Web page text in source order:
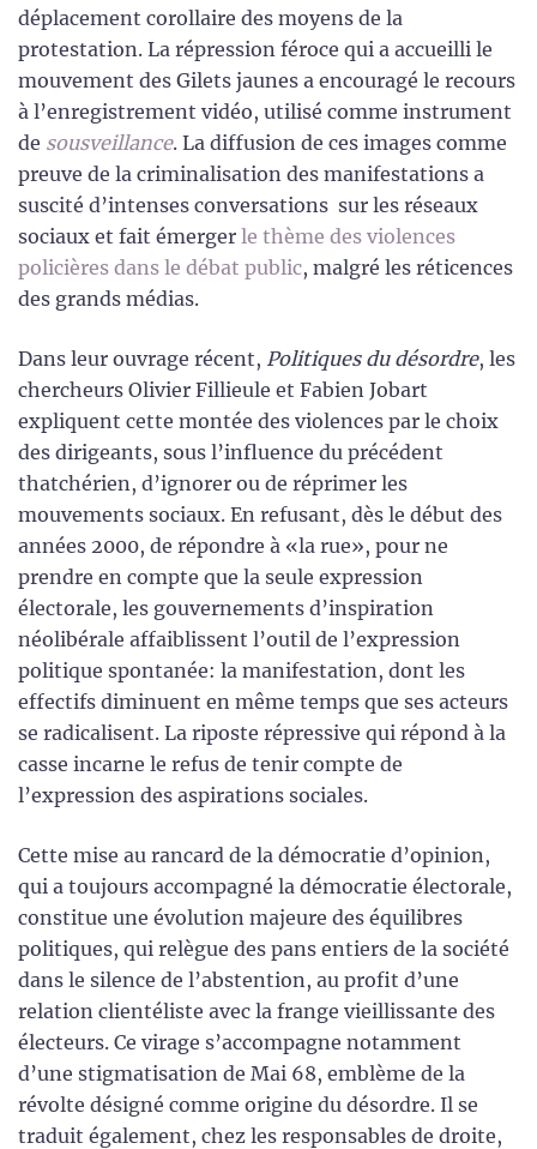
déplacement corollaire des moyens de la
protestation. La répression féroce qui a accueilli le
mouvement des Gilets jaunes a encouragé le recours
à l’enregistrement vidéo, utilisé comme instrument
de sousveillance. La diffusion de ces images comme
preuve de la criminalisation des manifestations a
suscité d’intenses conversations sur les réseaux
sociaux et fait émerger le thème des violences
policières dans le débat public, malgré les réticences
des grands médias.
Dans leur ouvrage récent, Politiques du désordre, les
chercheurs Olivier Fillieule et Fabien Jobart
expliquent cette montée des violences par le choix
des dirigeants, sous l’influence du précédent
thatchérien, d’ignorer ou de réprimer les
mouvements sociaux. En refusant, dès le début des
années 2000, de répondre à «la rue», pour ne
prendre en compte que la seule expression
électorale, les gouvernements d’inspiration
néolibérale affaiblissent l’outil de l’expression
politique spontanée: la manifestation, dont les
effectifs diminuent en même temps que ses acteurs
se radicalisent. La riposte répressive qui répond à la
casse incarne le refus de tenir compte de
l’expression des aspirations sociales.
Cette mise au rancard de la démocratie d’opinion,
qui a toujours accompagné la démocratie électorale,
constitue une évolution majeure des équilibres
politiques, qui relègue des pans entiers de la société
dans le silence de l’abstention, au profit d’une
relation clientéliste avec la frange vieillissante des
électeurs. Ce virage s’accompagne notamment
d’une stigmatisation de Mai 68, emblème de la
révolte désigné comme origine du désordre. Il se
traduit également, chez les responsables de droite,